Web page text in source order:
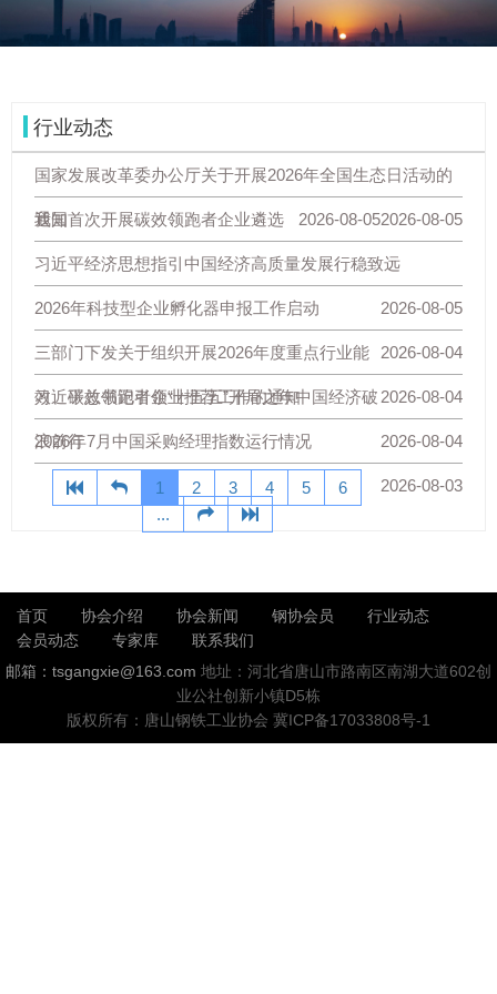
行业动态
国家发展改革委办公厅关于开展2026年全国生态日活动的
通知 2026-08-05
我国首次开展碳效领跑者企业遴选 2026-08-05
习近平经济思想指引中国经济高质量发展行稳致远
2026-08-05
2026年科技型企业孵化器申报工作启动
2026-08-04
三部门下发关于组织开展2026年度重点行业能
效、碳效领跑者企业推荐工作的通知 2026-08-04
习近平总书记引领“十五五”开局之年中国经济破
浪前行 2026-08-04
2026年7月中国采购经理指数运行情况
2026-08-03
1 2 3 4 5
6
...
首页 协会介绍 协会新闻 钢协会员
行业动态
会员动态
专家库
联系我们
邮箱：tsgangxie@163.com 地址：河北省唐山市路南区南湖大道602创
业公社创新小镇D5栋
版权所有：唐山钢铁工业协会 冀ICP备17033808号-1